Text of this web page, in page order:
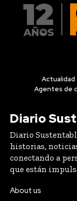
Actualidad
Agentes de
Diario
Diario
historias,
conectando a
que están
About us